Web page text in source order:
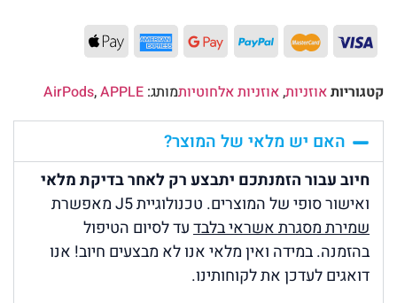
קטגוריותאוזניות,אוזניות אלחוטיותמותג: AirPods,APPLE
האם יש מלאי של המוצר?
חיוב עבור הזמנתכם יתבצע רק לאחר בדיקת מלאי
ואישור סופי של המוצרים. טכנולוגיית J5 מאפשרת
שמירת מסגרת אשראי בלבדעד לסיום הטיפול
בהזמנה. במידה ואין מלאי אנו לא מבצעים חיוב! אנו
דואגים לעדכן את לקוחותינו.